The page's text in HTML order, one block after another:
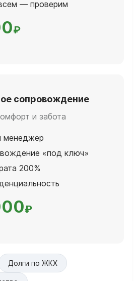
— проверим
₽
сопровождение
и забота
менеджер
«под ключ»
200%
₽
Долги по ЖКХ